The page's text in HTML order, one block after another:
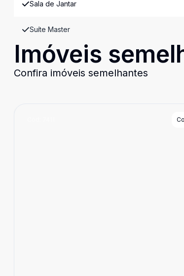
Sala de Jantar
Suíte Master
Imóveis
Confira imóveis semelhantes